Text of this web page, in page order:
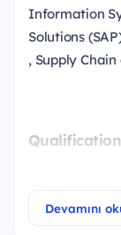
Information
Solutions
, Supply
on the
Bachelor’s
Devamını